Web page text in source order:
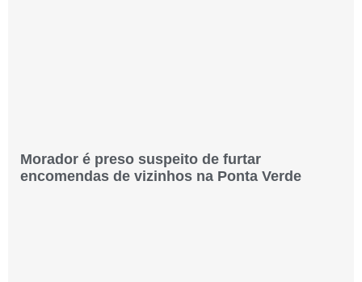
Morador é preso suspeito de furtar
encomendas de vizinhos na Ponta Verde